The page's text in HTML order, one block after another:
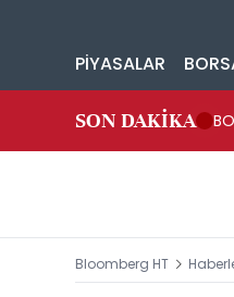
PİYASALAR
SON DAKİKA
Bloomberg HT